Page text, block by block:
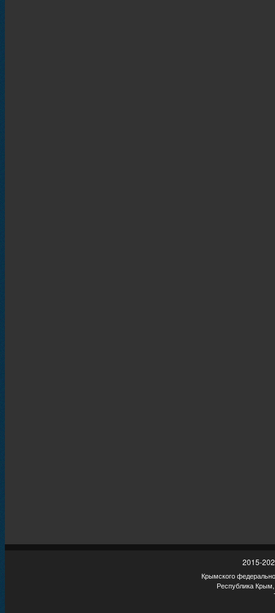
2015-
Крымского
Республика